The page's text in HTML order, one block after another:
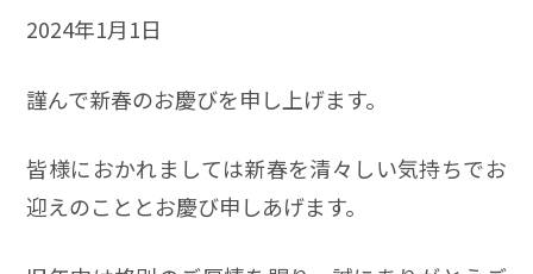
2024年1月1日
謹んで新春のお慶びを申し上げます。
皆様におかれましては新春を清々しい気持ちでお
迎えのこととお慶び申しあげます。